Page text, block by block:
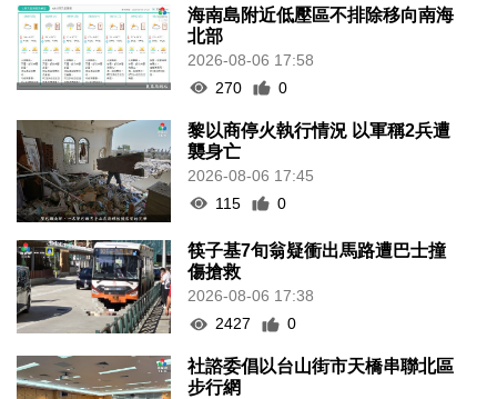
海南島附近低壓區不排除移向南海
北部
2026-08-06 17:58
270
0
黎以商停火執行情況 以軍稱2兵遭
襲身亡
2026-08-06 17:45
115
0
筷子基7旬翁疑衝出馬路遭巴士撞
傷搶救
2026-08-06 17:38
2427
0
社諮委倡以台山街市天橋串聯北區
步行網